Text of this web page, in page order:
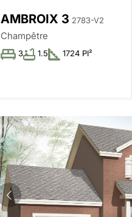
AMBROIX 3 2783-V2
Champêtre
3 1.5 1724 PI²